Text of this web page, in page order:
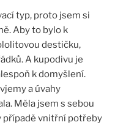
typ, proto jsem si
Aby to bylo k
destičku,
A kupodivu je
k domyšlení.
a úvahy
Měla jsem s sebou
případě vnitřní potřeby